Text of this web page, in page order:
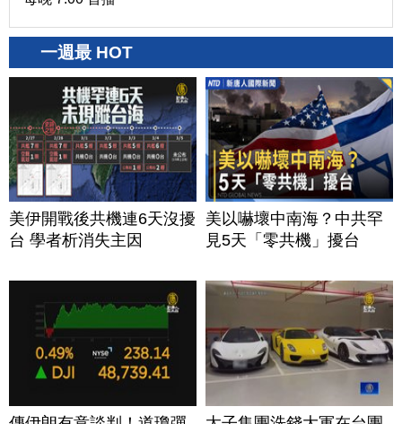
一週最 HOT
美伊開戰後共機連6天沒擾
台 學者析消失主因
美以嚇壞中南海？中共罕
見5天「零共機」擾台